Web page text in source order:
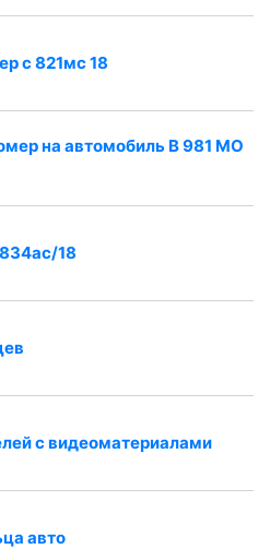
с 821мс 18
на автомобиль В 981 МО
18
с видеоматериалами
авто